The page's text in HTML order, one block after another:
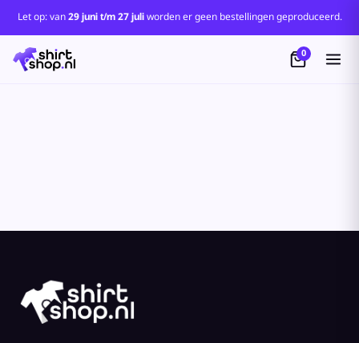
Let op: van29 juni t/m 27 juliworden er geen bestellingen geproduceerd.
0